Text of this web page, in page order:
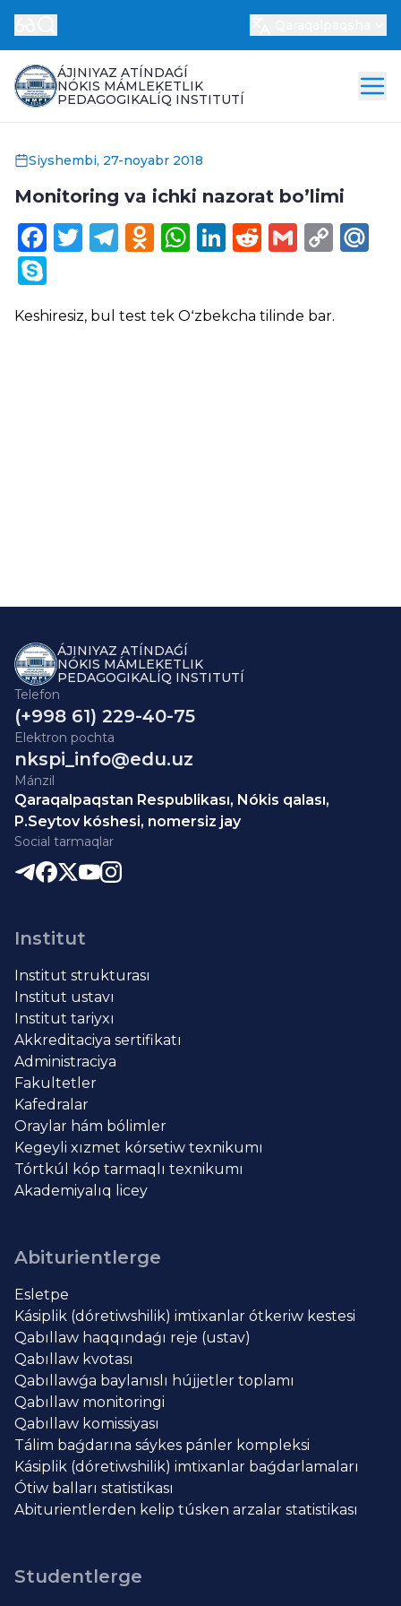
ÁJINIYAZ ATÍNDAǴÍ
NÓKIS MÁMLEKETLIK
PEDAGOGIKALÍQ INSTITUTÍ
Siyshembi, 27-noyabr 2018
Monitoring va ichki nazorat bo’limi
Facebook
Twitter
Telegram
Odnoklassniki
WhatsApp
LinkedIn
Reddit
Gmail
Keshiresiz, bul test tek Oʻzbekcha tilinde bar.
ÁJINIYAZ ATÍNDAǴÍ
NÓKIS MÁMLEKETLIK
PEDAGOGIKALÍQ INSTITUTÍ
Telefon
(+998 61) 229-40-75
Elektron pochta
nkspi_info@edu.uz
Mánzil
Qaraqalpaqstan Respublikası, Nókis qalası,
P.Seytov kóshesi, nomersiz jay
Social tarmaqlar
Institut
Institut strukturası
Institut ustavı
Institut tariyxı
Akkreditaciya sertifikatı
Administraciya
Fakultetler
Kafedralar
Oraylar hám bólimler
Kegeyli xızmet kórsetiw texnikumı
Tórtkúl kóp tarmaqlı texnikumı
Akademiyalıq licey
Abiturientlerge
Esletpe
Kásiplik (dóretiwshilik) imtixanlar ótkeriw kestesi
Qabıllaw haqqındaǵı reje (ustav)
Qabıllaw kvotası
Qabıllawǵa baylanıslı hújjetler toplamı
Qabıllaw monitoringi
Qabıllaw komissiyası
Tálim baǵdarına sáykes pánler kompleksi
Kásiplik (dóretiwshilik) imtixanlar baǵdarlamaları
Ótiw balları statistikası
Abiturientlerden kelip túsken arzalar statistikası
Studentlerge